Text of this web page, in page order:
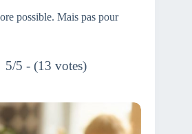
possible. Mais pas pour
5/5 - (13 votes)